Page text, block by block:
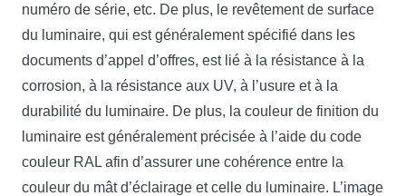
numéro de série, etc. De plus, le revêtement de surface
du luminaire, qui est généralement spécifié dans les
documents d’appel d’offres, est lié à la résistance à la
corrosion, à la résistance aux UV, à l’usure et à la
durabilité du luminaire. De plus, la couleur de finition du
luminaire est généralement précisée à l’aide du code
couleur RAL afin d’assurer une cohérence entre la
couleur du mât d’éclairage et celle du luminaire. L’image